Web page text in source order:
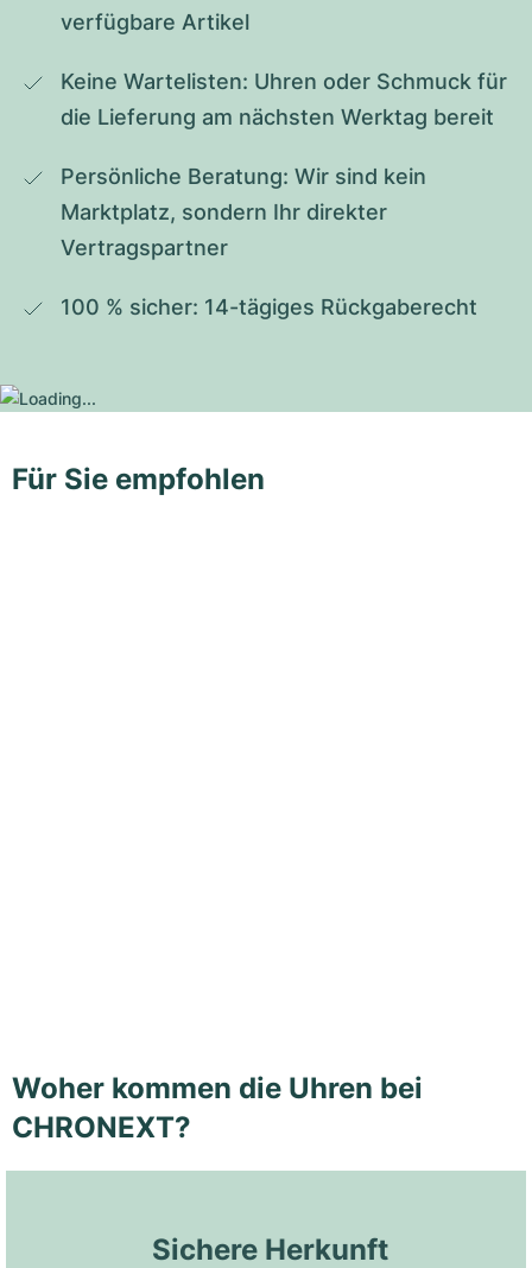
verfügbare Artikel
Keine Wartelisten: Uhren oder Schmuck für
die Lieferung am nächsten Werktag bereit
Persönliche Beratung: Wir sind kein
Marktplatz, sondern Ihr direkter
Vertragspartner
100 % sicher: 14-tägiges Rückgaberecht
Für Sie empfohlen
Woher kommen die Uhren bei
CHRONEXT?
Sichere Herkunft